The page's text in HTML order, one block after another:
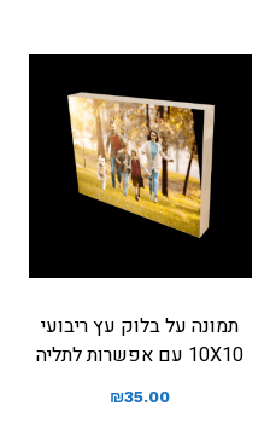
תמונה על בלוק עץ ריבועי
10X10 עם אפשרות לתליה
₪35.00